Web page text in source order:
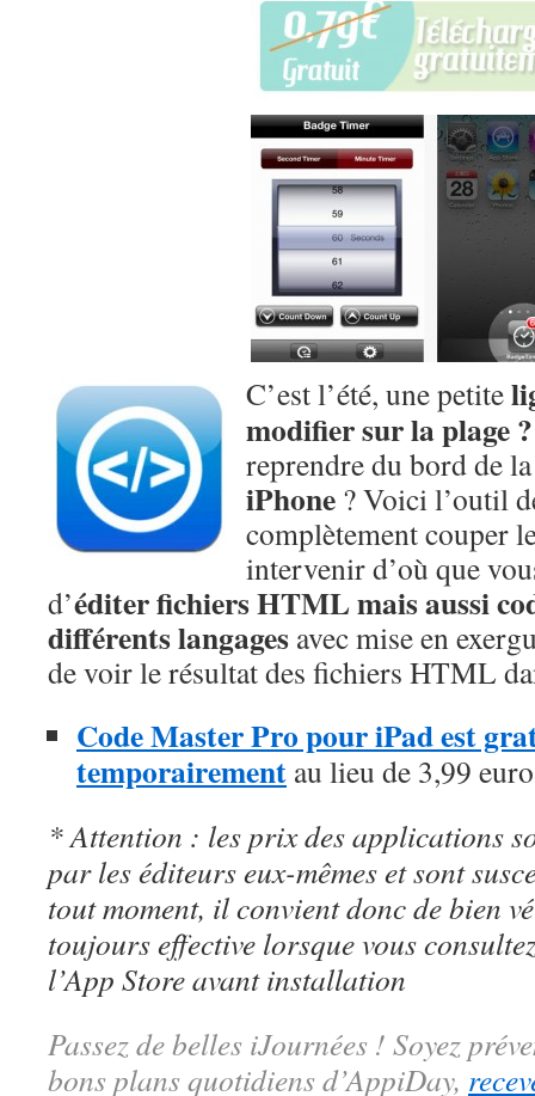
C’est l’été, une petite
modifier sur la plage ?
reprendre du bord de
iPhone ? Voici l’outil
complètement couper
intervenir d’où que
d’éditer fichiers HTML mais aussi
différents langages avec mise en
de voir le résultat des fichiers HTML
Code Master Pro pour iPad est
temporairement au lieu de 3,99
* Attention : les prix des applications
par les éditeurs eux-mêmes et sont
tout moment, il convient donc de bien
toujours effective lorsque vous
l’App Store avant installation
Passez de belles iJournées ! Soyez
bons plans quotidiens d’AppiDay,